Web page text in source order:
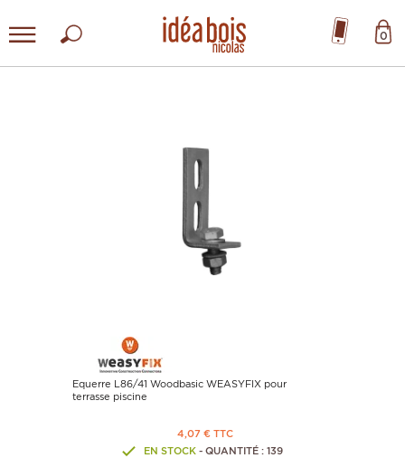
0
Equerre L86/41 Woodbasic WEASYFIX pour
terrasse piscine
4,07 € TTC
EN STOCK - QUANTITÉ : 139